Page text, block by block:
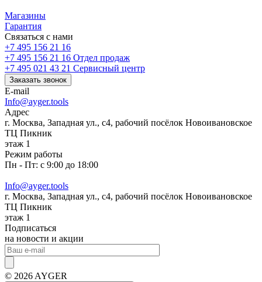
Магазины
Гарантия
Связаться с нами
+7 495 156 21 16
+7 495 156 21 16 Отдел продаж
+7 495 021 43 21 Cервисный центр
Заказать звонок
E-mail
Info@ayger.tools
Адрес
г. Москва, Западная ул., с4, рабочий посёлок Новоивановское
ТЦ Пикник
этаж 1
Режим работы
Пн - Пт: с 9:00 до 18:00
Info@ayger.tools
г. Москва, Западная ул., с4, рабочий посёлок Новоивановское
ТЦ Пикник
этаж 1
Подписаться
на новости и акции
© 2026 AYGER